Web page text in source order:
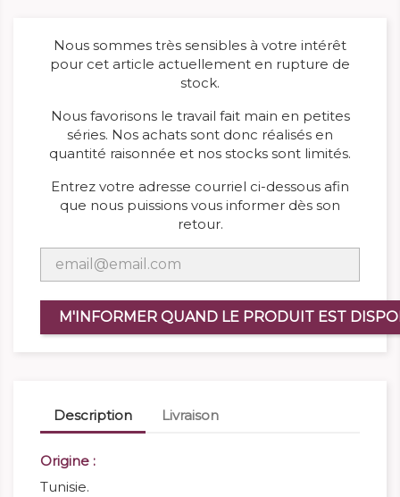
Nous sommes très sensibles à votre intérêt
pour cet article actuellement en rupture de
stock.
Nous favorisons le travail fait main en petites
séries. Nos achats sont donc réalisés en
quantité raisonnée et nos stocks sont limités.
Entrez votre adresse courriel ci-dessous afin
que nous puissions vous informer dès son
retour.
M'INFORMER QUAND LE PRODUIT EST
Description Livraison
Origine :
Tunisie.